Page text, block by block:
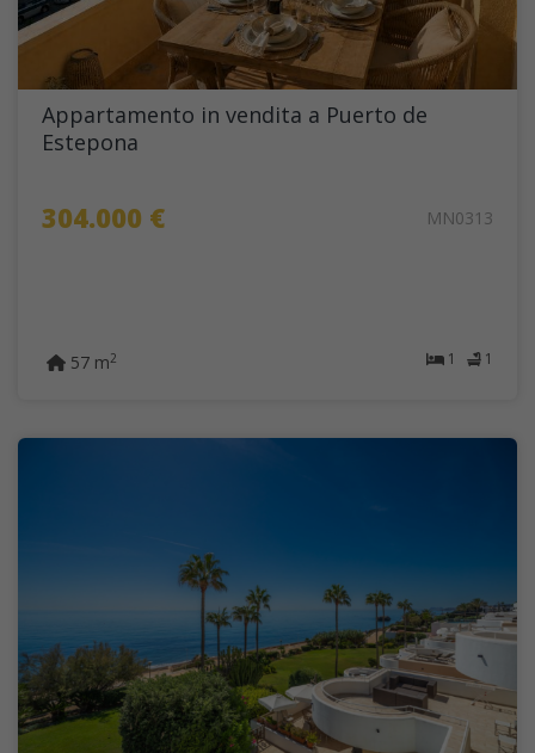
Appartamento in vendita a Puerto de
Estepona
304.000 € MN0313
1 1
57 m2